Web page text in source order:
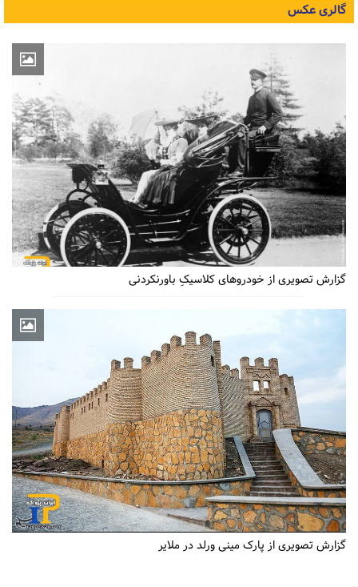
گالری عکس
گزارش تصویری از خودروهای کلاسیکِ باورنکردنی
گزارش تصویری از پارک مینی ورلد در ملایر